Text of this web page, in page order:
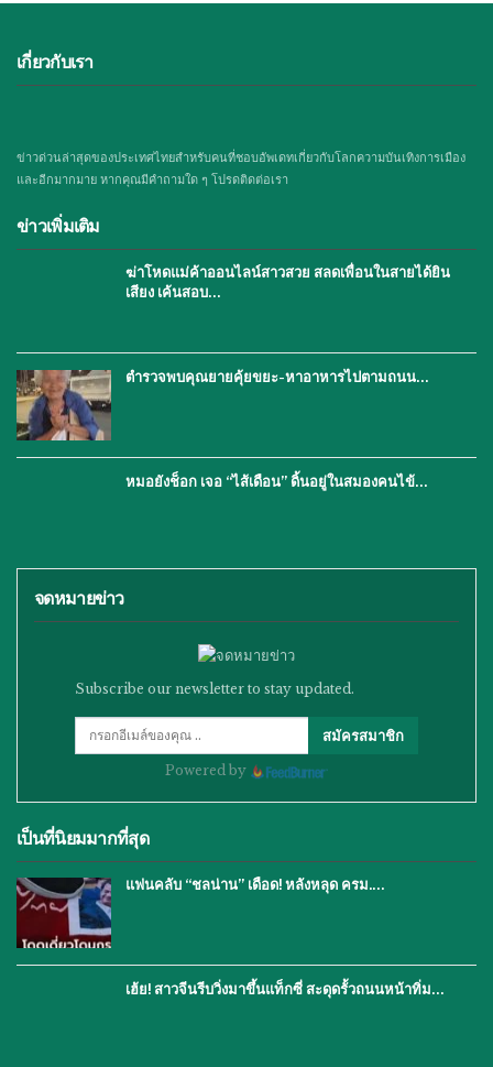
เกี่ยวกับเรา
ข่าวด่วนล่าสุดของประเทศไทยสำหรับคนที่ชอบอัพเดทเกี่ยวกับโลกความบันเทิงการเมือง
และอีกมากมาย หากคุณมีคำถามใด ๆ โปรดติดต่อเรา
ข่าวเพิ่มเติม
ฆ่าโหดแม่ค้าออนไลน์สาวสวย สลดเพื่อนในสายได้ยิน
เสียง เค้นสอบ…
ตำรวจพบคุณยายคุ้ยขยะ-หาอาหารไปตามถนน…
หมอยังช็อก เจอ “ไส้เดือน” ดิ้นอยู่ในสมองคนไข้…
จดหมายข่าว
Subscribe our newsletter to stay updated.
สมัครสมาชิก
Powered by
เป็นที่นิยมมากที่สุด
แฟนคลับ “ชลน่าน” เดือด! หลังหลุด ครม.…
เฮ้ย! สาวจีนรีบวิ่งมาขึ้นแท็กซี่ สะดุดรั้วถนนหน้าทิ่ม…